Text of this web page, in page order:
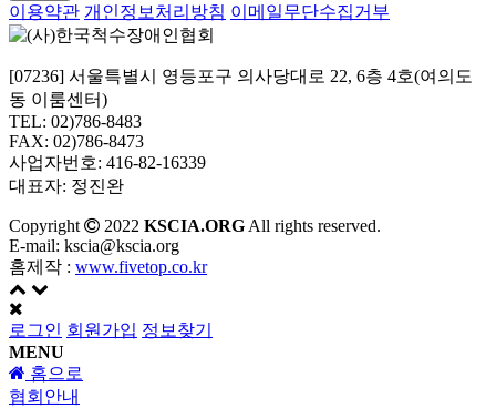
이용약관 개인정보처리방침 이메일무단수집거부
[07236] 서울특별시 영등포구 의사당대로 22, 6층 4호(여의도
동 이룸센터)
TEL: 02)786-8483
FAX: 02)786-8473
사업자번호: 416-82-16339
대표자: 정진완
Copyright 2022 KSCIA.ORG All rights reserved.
E-mail: kscia@kscia.org
홈제작 : www.fivetop.co.kr
로그인 회원가입 정보찾기
MENU
홈으로
협회안내